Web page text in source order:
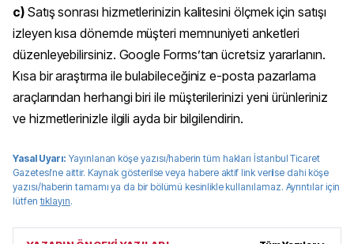
c)Satış sonrası hizmetlerinizin kalitesini ölçmek için satışı
izleyen kısa dönemde müşteri memnuniyeti anketleri
düzenleyebilirsiniz. Google Forms’tan ücretsiz yararlanın.
Kısa bir araştırma ile bulabileceğiniz e-posta pazarlama
araçlarından herhangi biri ile müşterilerinizi yeni ürünleriniz
ve hizmetlerinizle ilgili ayda bir bilgilendirin.
Yasal Uyarı: Yayınlanan köşe yazısı/haberin tüm haklarıİstanbul Ticaret
Gazetesi'ne aittir. Kaynak gösterilse veya habere aktif link verilse dahi köşe
yazısı/haberin tamamı ya da bir bölümü kesinlikle kullanılamaz. Ayrıntılar için
lütfen tıklayın.